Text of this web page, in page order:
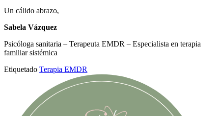
Un cálido abrazo,
Sabela Vázquez
Psicóloga sanitaria – Terapeuta EMDR – Especialista en terapia
familiar sistémica
Etiquetado Terapia EMDR